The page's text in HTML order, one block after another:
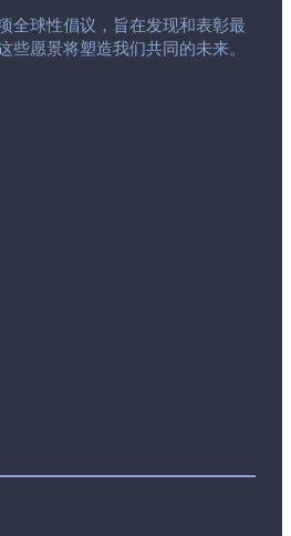
全球性倡议，旨在发现和表彰最
些愿景将塑造我们共同的未来。